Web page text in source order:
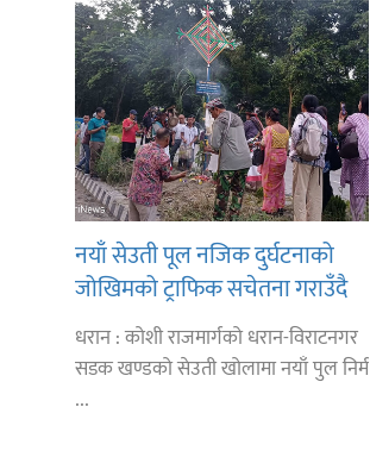
नयाँ सेउती पूल नजिक दुर्घटनाको
जोखिमको ट्राफिक सचेतना गराउँदै
सिलाम साक्मा
धरान : कोशी राजमार्गको धरान-विराटनगर
सडक खण्डको सेउती खोलामा नयाँ पुल निर्म
...